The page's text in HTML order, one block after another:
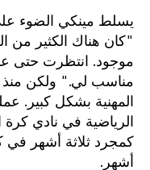
يسلط مينكي الضوء
"كان هناك الكثير من
مناسب لي." ولكن منذ
المهنية بشكل كبير.
الرياضية في نادي كرة
كمجرد ثلاثة أشهر في
أشهر.